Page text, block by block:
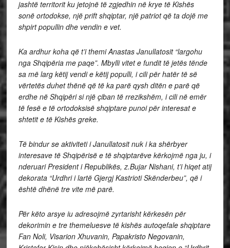
jashtë territorit ku jetojnë të zgjedhin në krye të Kishës
sonë ortodokse, një prift shqiptar, një patriot që ta dojë me
shpirt popullin dhe vendin e vet.
Ka ardhur koha që t’i themi Anastas Janullatosit “largohu
nga Shqipëria me paqe”. Mbylli vitet e fundit të jetës tënde
sa më larg këtij vendi e këtij populli, i cili për hatër të së
vërtetës duhet thënë që të ka parë qysh ditën e parë që
erdhe në Shqipëri si një çiban të rrezikshëm, i cili në emër
të fesë e të ortodoksisë shqiptare punoi për interesat e
shtetit e të Kishës greke.
Të bindur se aktiviteti i Janullatosit nuk i ka shërbyer
interesave të Shqipërisë e të shqiptarëve kërkojmë nga ju, i
nderuari President i Republikës, z.Bujar Nishani, t’i hiqet atij
dekorata “Urdhri i lartë Gjergj Kastrioti Skënderbeu”, që i
është dhënë tre vite më parë.
Për këto arsye iu adresojmë zyrtarisht kërkesën për
dekorimin e tre themeluesve të kishës autoqefale shqiptare
Fan Noli, Visarion Xhuvanin, Papakristo Negovanin,